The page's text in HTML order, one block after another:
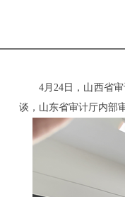
4月24日，山西省
谈，山东省审计厅内部